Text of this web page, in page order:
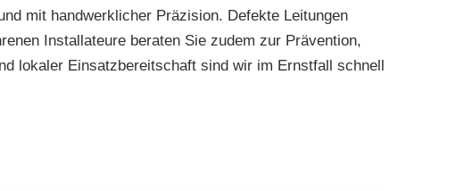
mit handwerklicher Präzision. Defekte Leitungen
Installateure beraten Sie zudem zur Prävention,
lokaler Einsatzbereitschaft sind wir im Ernstfall schnell